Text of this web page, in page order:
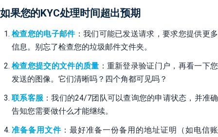
如果您的KYC处理时间超出预期
检查您的电子邮件：我们可能已发送请求，要求您提供更多
信息。别忘了检查您的垃圾邮件文件夹。
检查您提交的文件的质量 ：重新登录验证门户，再看一下您
发送的图像。它们清晰吗？四个角都可见吗？
联系客服 ：我们的24/7团队可以查询您的申请状态，并准确
告知您需要做什么才能继续。
准备备用文件 ：最好准备一份备用的地址证明（如电信账